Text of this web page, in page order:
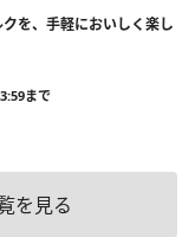
を、手軽においしく楽し
まで
を見る